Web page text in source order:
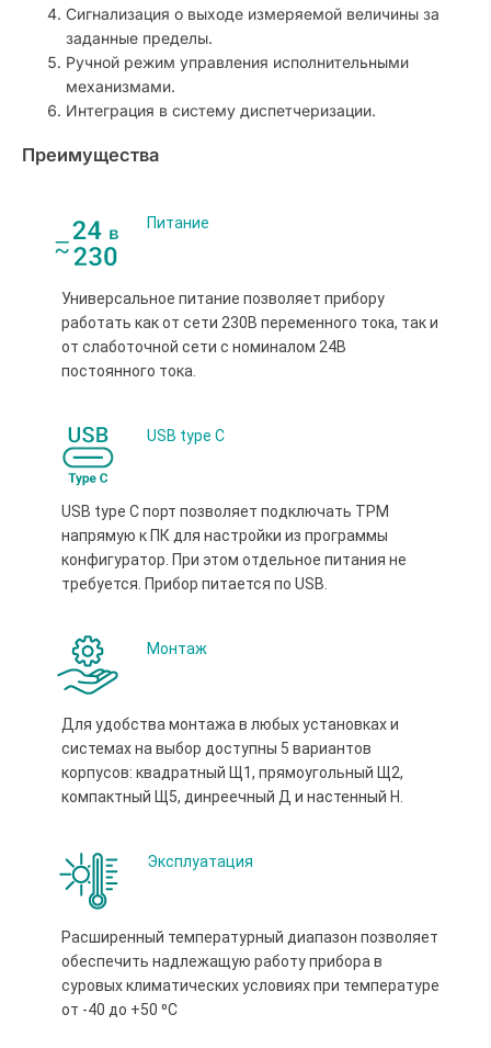
Сигнализация о выходе измеряемой величины за
заданные пределы.
Ручной режим управления исполнительными
механизмами.
Интеграция в систему диспетчеризации.
Преимущества
Питание
Универсальное питание позволяет прибору
работать как от сети 230В переменного тока, так и
от слаботочной сети с номиналом 24В
постоянного тока.
USB type С
USB type С порт позволяет подключать ТРМ
напрямую к ПК для настройки из программы
конфигуратор. При этом отдельное питания не
требуется. Прибор питается по USB.
Монтаж
Для удобства монтажа в любых установках и
системах на выбор доступны 5 вариантов
корпусов: квадратный Щ1, прямоугольный Щ2,
компактный Щ5, динреечный Д и настенный Н.
Эксплуатация
Расширенный температурный диапазон позволяет
обеспечить надлежащую работу прибора в
суровых климатических условиях при температуре
от -40 до +50 ⁰С